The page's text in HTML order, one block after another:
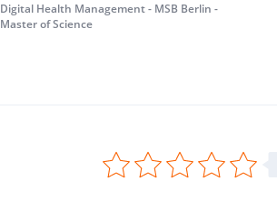
Digital Health Management - MSB Berlin -
Master of Science